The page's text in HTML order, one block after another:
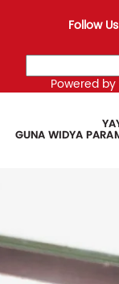
Follow Us
Powered by